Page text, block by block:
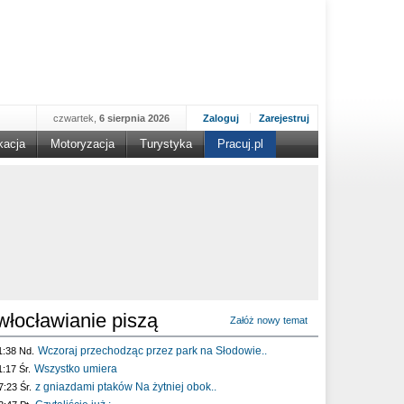
Zaloguj Zarejestruj
czwartek, 6 sierpnia 2026
Motoryzacja Turystyka Pracuj.pl
piszą Załóż nowy temat
Nd. Wczoraj przechodząc przez park na Słodowie..
Śr. Wszystko umiera
Śr. z gniazdami ptaków Na żytniej obok..